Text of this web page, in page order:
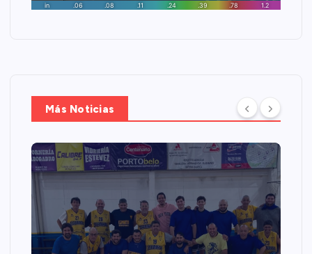
Más Noticias